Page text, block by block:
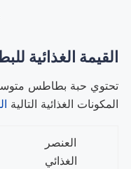
القيمة الغذائية
المكونات الغذائية التالية
العنصر
الغذائي